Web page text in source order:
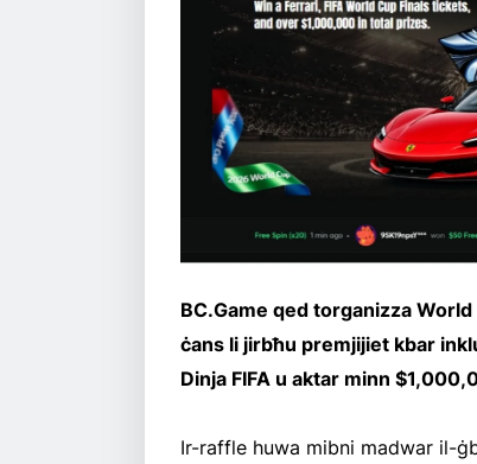
BC.Game qed torganizza
ċans li jirbħu premjijiet kbar
Dinja FIFA u aktar minn
Ir-raffle huwa mibni madwar il-